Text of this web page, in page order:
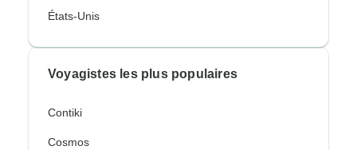
États-Unis
Voyagistes les plus populaires
Contiki
Cosmos